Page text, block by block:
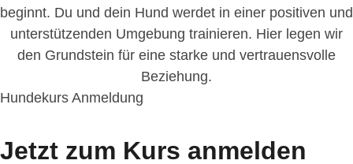
beginnt. Du und dein Hund werdet in einer positiven und
unterstützenden Umgebung trainieren. Hier legen wir
den Grundstein für eine starke und vertrauensvolle
Beziehung.
Hundekurs Anmeldung
Jetzt zum Kurs anmelden